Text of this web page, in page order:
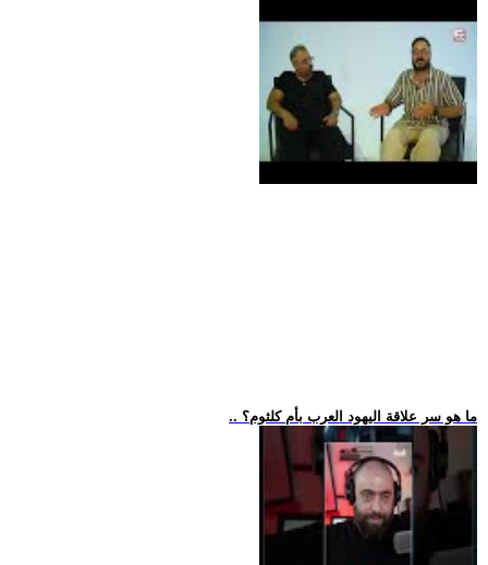
.. ما هو سر علاقة اليهود العرب بأم كلثوم؟